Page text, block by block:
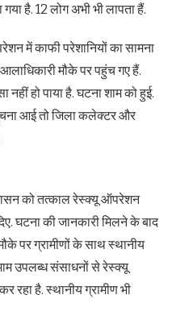
है. 12 लोग अभी भी लापता हैं.
में काफी परेशानियों का सामना
मौके पर पहुंच गए हैं.
हो पाया है. घटना शाम को हुई.
आई तो जिला कलेक्टर और
को तत्काल रेस्क्यू ऑपरेशन
घटना की जानकारी मिलने के बाद
पर ग्रामीणों के साथ स्थानीय
उपलब्ध संसाधनों से रेस्क्यू
रहा है. स्थानीय ग्रामीण भी